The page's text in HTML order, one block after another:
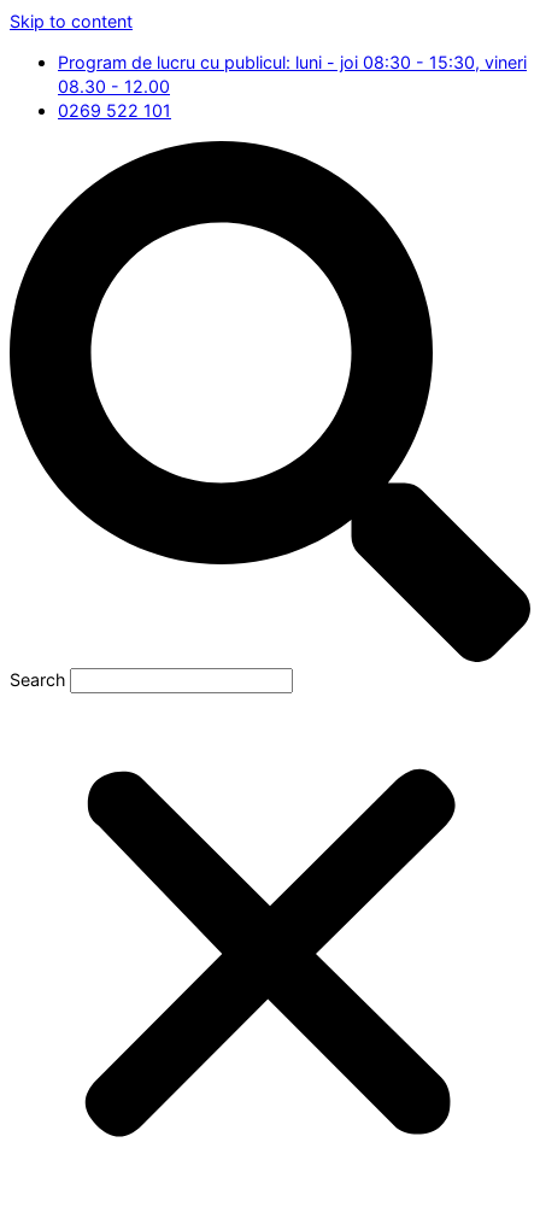
Skip to content
Program de lucru cu publicul: luni - joi 08:30 - 15:30, vineri
08.30 - 12.00
0269 522 101
Search